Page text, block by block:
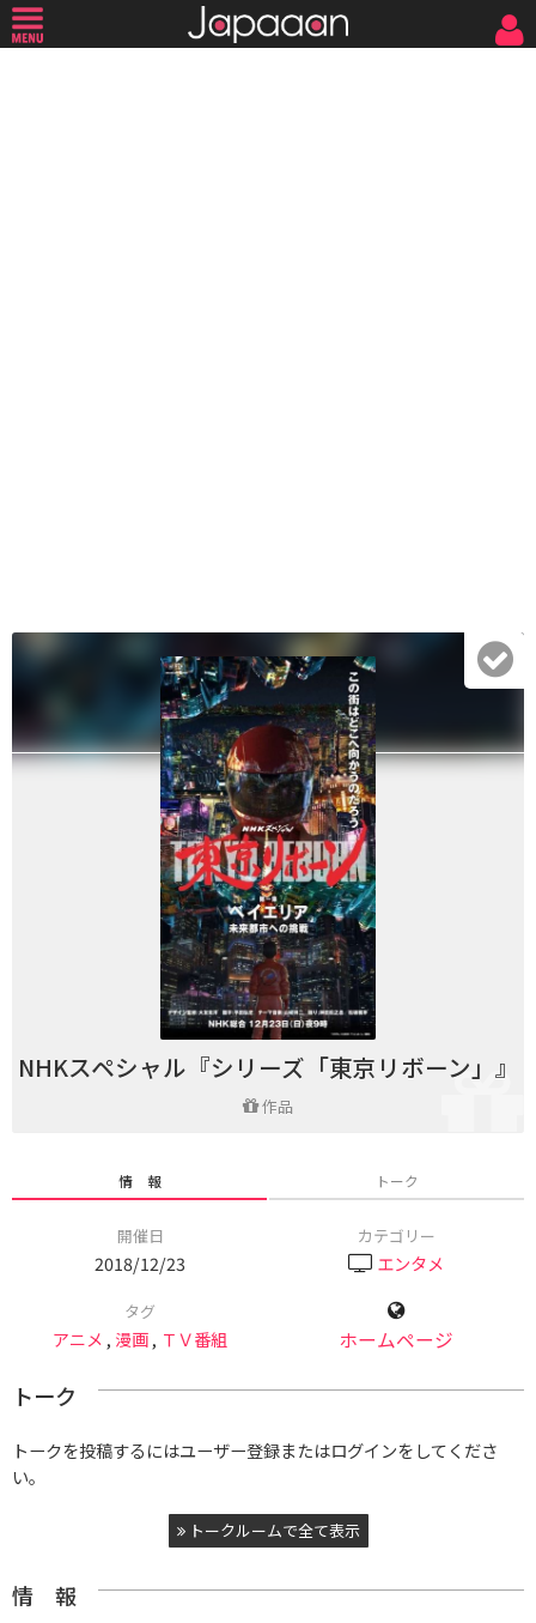
NHKスペシャル『シリーズ「東京リボーン」』
作品
情 報 トーク
開催日
2018/12/23
カテゴリー
エンタメ
タグ
アニメ , 漫画, ＴＶ番組 ホームページ
トーク
トークを投稿するにはユーザー登録またはログインをしてくださ
い。
トークルームで全て表示
情 報